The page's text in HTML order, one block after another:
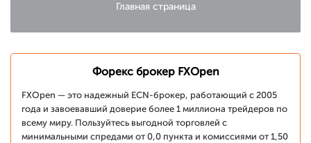
Главная страница
Форекс брокер FXOpen
FXOpen — это надежный ECN-брокер, работающий с 2005
года и завоевавший доверие более 1 миллиона трейдеров по
всему миру. Пользуйтесь выгодной торговлей с
минимальными спредами от 0,0 пункта и комиссиями от 1,50